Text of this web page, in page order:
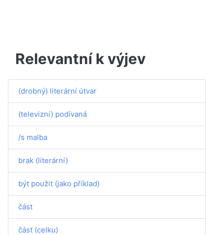
Relevantní k výjev
(drobný) literární útvar
(televizní) podívaná
/s malba
brak (literární)
být použit (jako příklad)
část
část (celku)